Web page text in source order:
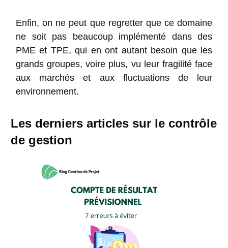
Enfin, on ne peut que regretter que ce domaine
ne soit pas beaucoup implémenté dans des
PME et TPE, qui en ont autant besoin que les
grands groupes, voire plus, vu leur fragilité face
aux marchés et aux fluctuations de leur
environnement.
Les derniers articles sur le contrôle
de gestion